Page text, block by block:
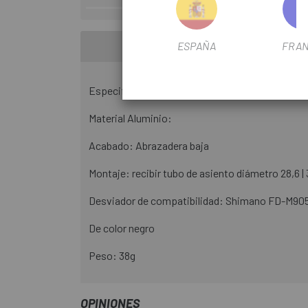
Especificaciones técnicas:
Material Aluminio:
Acabado: Abrazadera baja
Montaje: recibir tubo de asiento diámetro 28,6 |
Desviador de compatibilidad: Shimano FD-
De color negro
Peso: 38g
OPINIONES
ESPAÑA